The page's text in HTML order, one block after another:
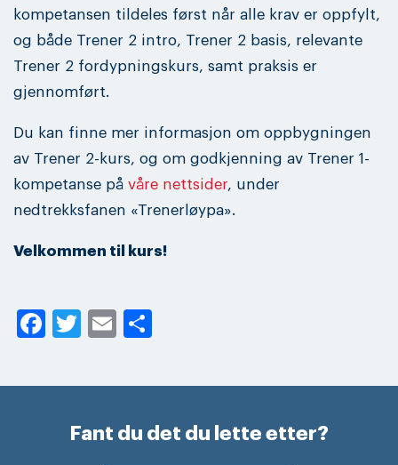
kompetansen tildeles først når alle krav er oppfylt,
og både Trener 2 intro, Trener 2 basis, relevante
Trener 2 fordypningskurs, samt praksis er
gjennomført.
Du kan finne mer informasjon om oppbygningen
av Trener 2-kurs, og om godkjenning av Trener 1-
kompetanse på våre nettsider, under
nedtrekksfanen «Trenerløypa».
Velkommen til kurs!
Facebook
Twitter
Email
Fant du det du lette etter?